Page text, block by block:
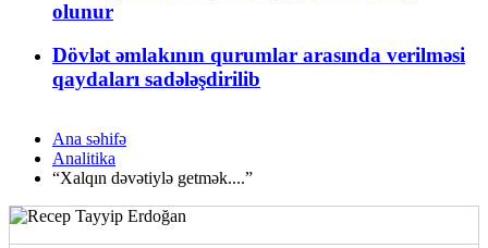
olunur
Dövlət əmlakının qurumlar arasında verilməsi
qaydaları sadələşdirilib
Ana səhifə
Analitika
“Xalqın dəvətiylə getmək....”